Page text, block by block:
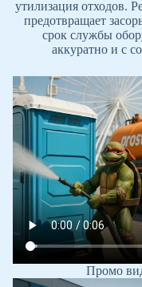
утилизация отходов.
предотвращает
срок службы
аккуратно и с
Промо